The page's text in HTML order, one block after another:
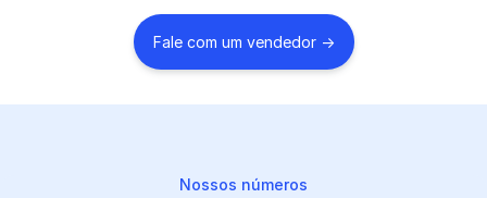
Fale com um vendedor ->
Nossos números